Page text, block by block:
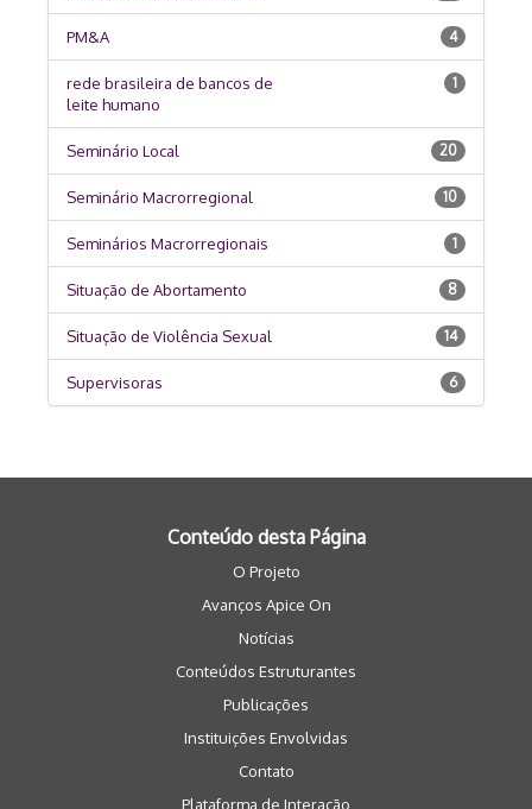
PM&A 4
rede brasileira de bancos de
leite humano
1
Seminário Local 20
Seminário Macrorregional 10
Seminários Macrorregionais 1
Situação de Abortamento 8
Situação de Violência Sexual 14
Supervisoras 6
Conteúdo desta Página
O Projeto
Avanços Apice On
Notícias
Conteúdos Estruturantes
Publicações
Instituições Envolvidas
Contato
Plataforma de Interação